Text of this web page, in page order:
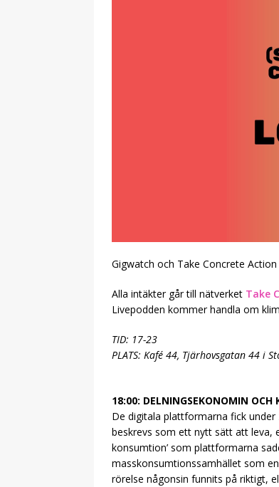
Gigwatch och Take Concrete
Alla intäkter går till nätverket Take
Livepodden kommer handla om
TID: 17-23
PLATS: Kafé 44, Tjärhovsgatan 44 i
18:00: DELNINGSEKONOMIN OCH
De digitala plattformarna fick under
beskrevs som ett nytt sätt att leva,
konsumtion’ som plattformarna
masskonsumtionssamhället som
rörelse någonsin funnits på riktigt,